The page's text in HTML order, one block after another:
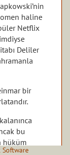
haline
Netflix
Deliler
bir
bu
hüküm
ülkeler
Software